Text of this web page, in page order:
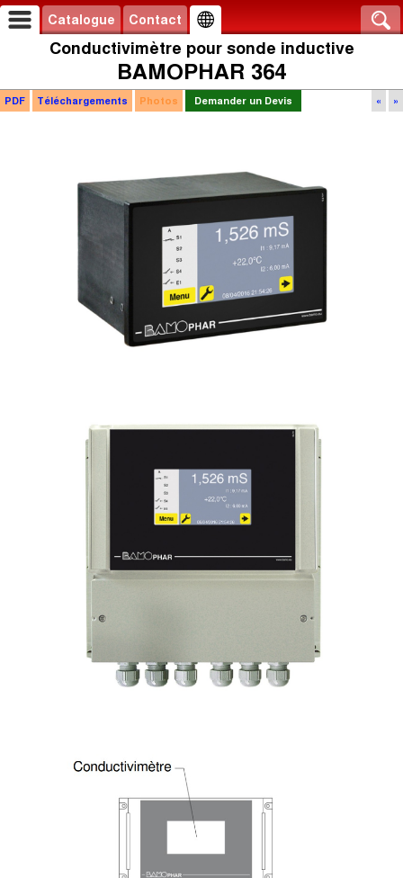
Catalogue Contact
Conductivimètre pour sonde inductive
BAMOPHAR 364
« »
PDF Téléchargements Photos Demander un Devis